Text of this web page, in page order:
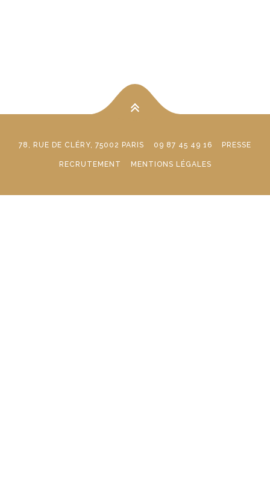
78, RUE DE CLÉRY, 75002 PARIS 09 87 45 49 16 PRESSE
RECRUTEMENT MENTIONS LÉGALES